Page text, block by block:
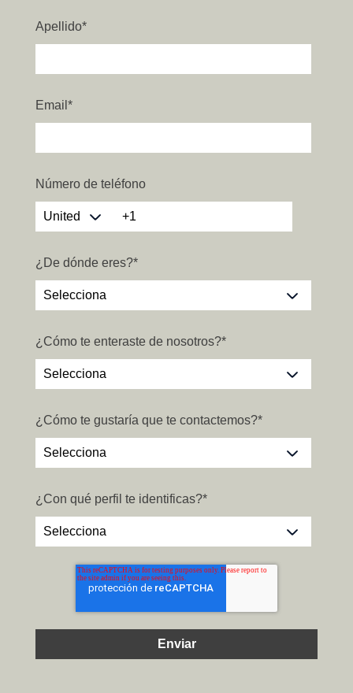
Apellido*
Email *
Número de teléfono
¿De dónde eres?*
¿Cómo te enteraste de nosotros?*
¿Cómo te gustaría que te contactemos?*
¿Con qué perfil te identificas?*